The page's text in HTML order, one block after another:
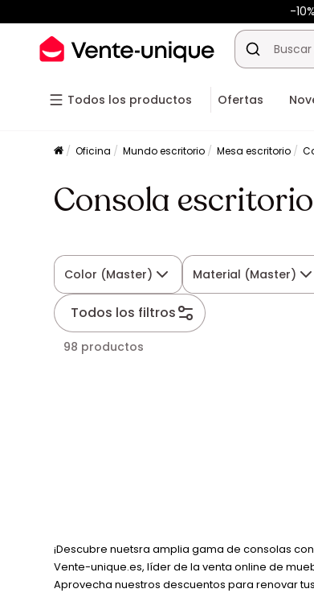
-
Todos los productos Ofertas
Oficina Mundo escritorio Mesa escritorio
Consola escritorio
Color (Master) Material (Master)
Todos los filtros
98 productos
¡Descubre nuetsra amplia gama de consolas
Vente-unique.es, líder de la venta online de
Aprovecha nuestros descuentos para renovar